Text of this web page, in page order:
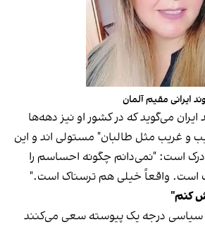
ایرانی مقیم آلمان
ایران می‌گوید که در کشور او نیز دهه‌ها
و غریب مثل طالبان" مستولی اند و این
است: "نمی‌دانم چگونه احساسم را
است. واقعاً خیلی هم ترسناک است."
کنم"
سیاسی درجه یک پیوسته سعی می‌کنند